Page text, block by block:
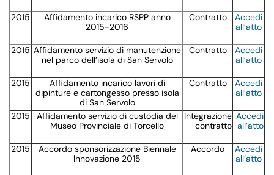
2015
Affidamento incarico RSPP anno
2015-2016
Contratto
Accedi
all’atto
2015 Affidamento servizio di manutenzione
nel parco dell’isola di San Servolo
Contratto
Accedi
all’atto
2015
Affidamento incarico lavori di
dipinture e cartongesso presso isola
di San Servolo
Contratto
Accedi
all’atto
2015
Affidamento servizio di custodia del
Museo Provinciale di Torcello
Integrazione
contratto
Accedi
all’atto
2015
Accordo sponsorizzazione Biennale
Innovazione 2015
Accordo
Accedi
all’atto